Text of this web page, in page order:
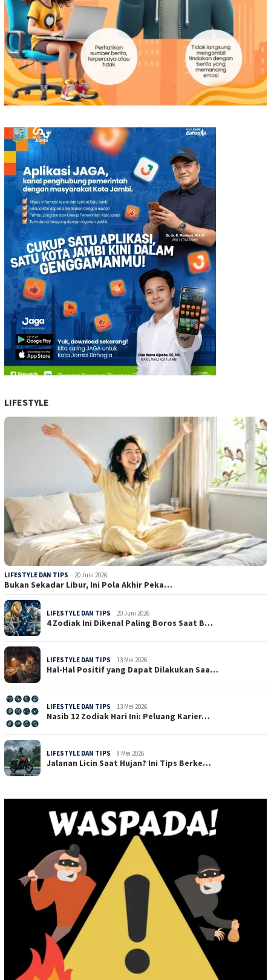
LIFESTYLE
LIFESTYLE DAN TIPS 20 Juni 2026
Bukan Sekadar Libur, Ini Pola Akhir Peka…
LIFESTYLE DAN TIPS 20 Juni 2026
4 Zodiak Ini Dikenal Paling Boros Saat B…
LIFESTYLE DAN TIPS 13 Mei 2026
Hal-Hal Positif yang Dapat Dilakukan Saa…
LIFESTYLE DAN TIPS 13 Mei 2026
Nasib 12 Zodiak Hari Ini: Peluang Karier…
LIFESTYLE DAN TIPS 8 Mei 2026
Jalanan Licin Saat Hujan? Ini Tips Berke…